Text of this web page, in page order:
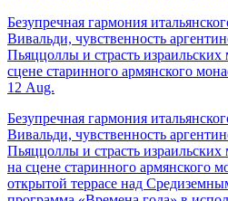
Безупречная гармония
Вивальди, чувственность
Пьяццоллы и страсть израильских
сцене старинного армянского
12 Aug.
Безупречная гармония
Вивальди, чувственность
Пьяццоллы и страсть израильских
на сцене старинного армянского
открытой террасе над